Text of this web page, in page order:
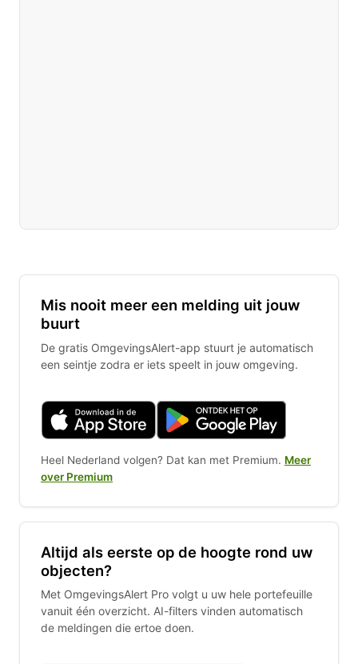
Mis nooit meer een melding uit jouw
buurt
De gratis OmgevingsAlert-app stuurt je automatisch
een seintje zodra er iets speelt in jouw omgeving.
Heel Nederland volgen? Dat kan met Premium. Meer
over Premium
Altijd als eerste op de hoogte rond uw
objecten?
Met OmgevingsAlert Pro volgt u uw hele portefeuille
vanuit één overzicht. AI-filters vinden automatisch
de meldingen die ertoe doen.